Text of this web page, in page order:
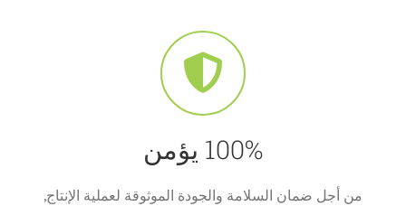
100% يؤمن
من أجل ضمان السلامة والجودة الموثوقة لعملية الإنتاج,